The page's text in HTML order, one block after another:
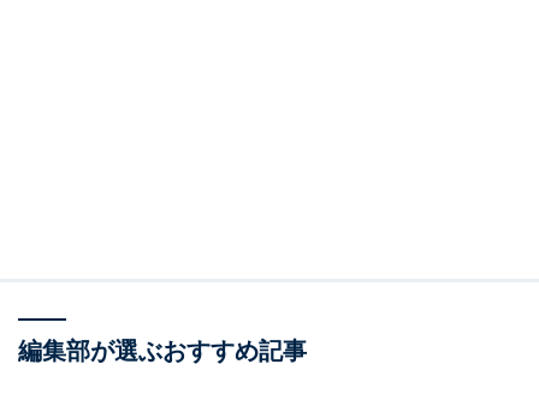
編集部が選ぶおすすめ記事